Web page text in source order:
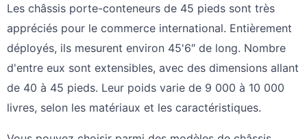
Les châssis porte-conteneurs de 45 pieds sont très
appréciés pour le commerce international. Entièrement
déployés, ils mesurent environ 45'6″ de long. Nombre
d'entre eux sont extensibles, avec des dimensions allant
de 40 à 45 pieds. Leur poids varie de 9 000 à 10 000
livres, selon les matériaux et les caractéristiques.